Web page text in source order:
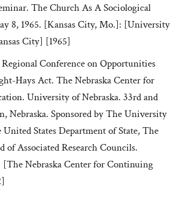
The Church As A Sociological
8, 1965. [Kansas City, Mo.]: [University
City] [1965]
Conference on Opportunities
Hays Act. The Nebraska Center for
University of Nebraska. 33rd and
Nebraska. Sponsored by The University
States Department of State, The
of Associated Research Councils.
Nebraska Center for Continuing